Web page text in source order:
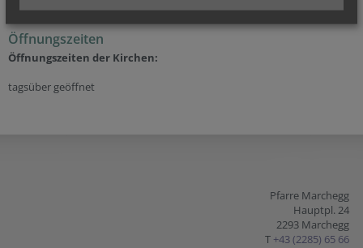
Öffnungszeiten
Öffnungszeiten der Kirchen:
tagsüber geöffnet
Pfarre Marchegg
Hauptpl. 24
2293 Marchegg
T +43 (2285) 65 66